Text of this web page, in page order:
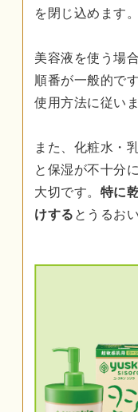
を閉じ込めます。
美容液を使う場
順番が一般的で
使用方法に従い
また、化粧水・
と保湿が不十分
大切です。 特に
けする とうるお